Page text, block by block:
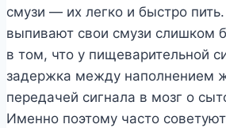
смузи — их легко и быстро
выпивают свои смузи слишком
в том, что у пищеварительной
задержка между наполнением
передачей сигнала в мозг о
Именно поэтому часто